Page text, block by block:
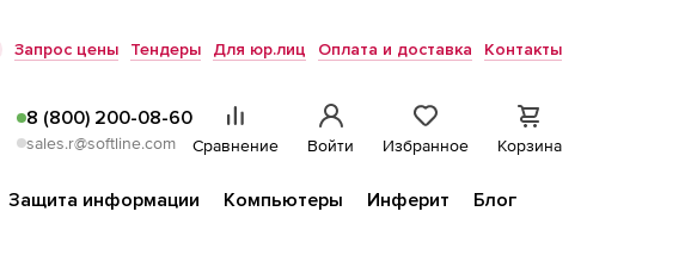
Запрос цены Тендеры Для юр.лиц Оплата и доставка Контакты
8 (800) 200-08-60
sales.r@softline.com Сравнение Войти Избранное Корзина
Защита информации Компьютеры Инферит
Блог